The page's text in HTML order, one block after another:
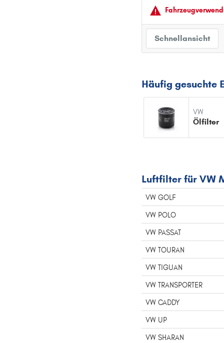
VOLVO
Schnellansicht
Häufig gesuchte
VW
Ölfilter
Luftfilter für VW
VW GOLF
VW POLO
VW PASSAT
VW TOURAN
VW TIGUAN
VW TRANSPORTER
VW CADDY
VW UP
VW SHARAN